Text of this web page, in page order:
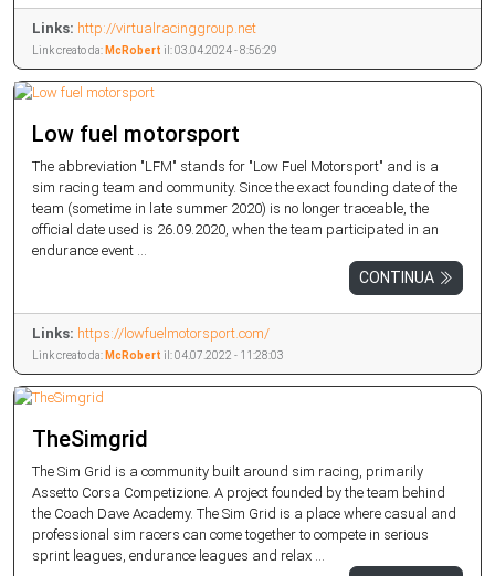
Links: http://virtualracinggroup.net
Link creato da: McRobert il: 03.04.2024 - 8:56:29
Low fuel motorsport
The abbreviation "LFM" stands for "Low Fuel Motorsport" and is a
sim racing team and community. Since the exact founding date of the
team (sometime in late summer 2020) is no longer traceable, the
official date used is 26.09.2020, when the team participated in an
endurance event ...
CONTINUA
Links: https://lowfuelmotorsport.com/
Link creato da: McRobert il: 04.07.2022 - 11:28:03
TheSimgrid
The Sim Grid is a community built around sim racing, primarily
Assetto Corsa Competizione. A project founded by the team behind
the Coach Dave Academy. The Sim Grid is a place where casual and
professional sim racers can come together to compete in serious
sprint leagues, endurance leagues and relax ...